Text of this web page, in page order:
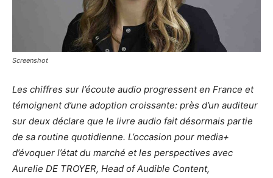
Screenshot
Les chiffres sur l’écoute audio progressent en France et
témoignent d’une adoption croissante: près d’un auditeur
sur deux déclare que le livre audio fait désormais partie
de sa routine quotidienne. L’occasion pour media+
d’évoquer l’état du marché et les perspectives avec
Aurelie DE TROYER, Head of Audible Content,